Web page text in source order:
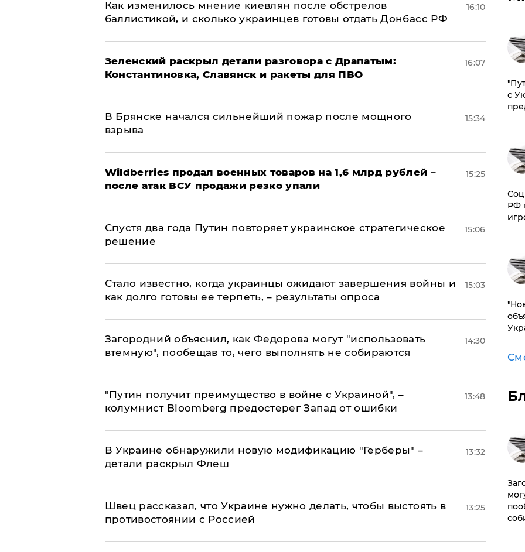
Как изменилось мнение киевлян после обстрелов
баллистикой, и сколько украинцев готовы отдать Донбасс РФ
16:10
​Зеленский раскрыл детали разговора с Драпатым:
Константиновка, Славянск и ракеты для ПВО
16:07
В Брянске начался сильнейший пожар после мощного
взрыва
15:34
​Wildberries продал военных товаров на 1,6 млрд рублей –
после атак ВСУ продажи резко упали
15:25
Спустя два года Путин повторяет украинское стратегическое
решение
15:06
Стало известно, когда украинцы ожидают завершения войны и
как долго готовы ее терпеть, – результаты опроса
15:03
Загородний объяснил, как Федорова могут "использовать
втемную", пообещав то, чего выполнять не собираются
14:30
"Путин получит преимущество в войне с Украиной", –
колумнист Bloomberg предостерег Запад от ошибки
13:48
В Украине обнаружили новую модификацию "Герберы" –
детали раскрыл Флеш
13:32
Швец рассказал, что Украине нужно делать, чтобы выстоять в
противостоянии с Россией
13:25
с
РФ